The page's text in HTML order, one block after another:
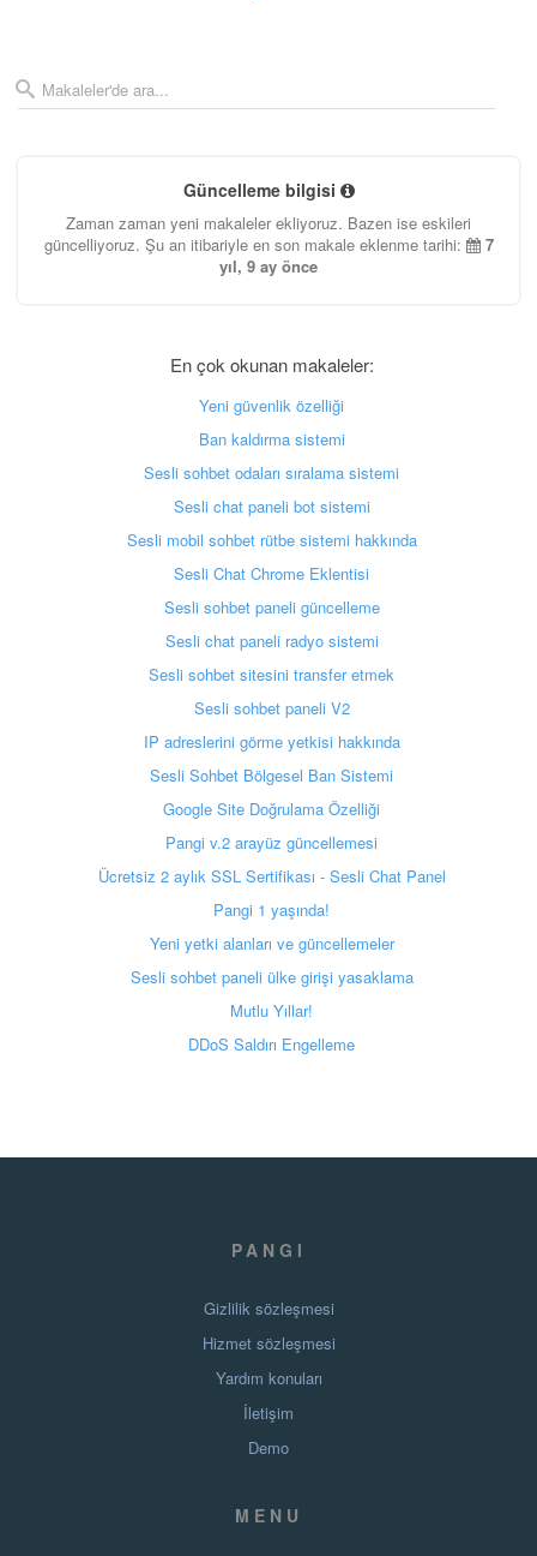
Güncelleme bilgisi
Zaman zaman yeni makaleler ekliyoruz. Bazen ise eskileri
güncelliyoruz. Şu an itibariyle en son makale eklenme tarihi:
7
yıl, 9 ay önce
En çok okunan makaleler:
Yeni güvenlik özelliği
Ban kaldırma sistemi
Sesli sohbet odaları sıralama sistemi
Sesli chat paneli bot sistemi
Sesli mobil sohbet rütbe sistemi hakkında
Sesli Chat Chrome Eklentisi
Sesli sohbet paneli güncelleme
Sesli chat paneli radyo sistemi
Sesli sohbet sitesini transfer etmek
Sesli sohbet paneli V2
IP adreslerini görme yetkisi hakkında
Sesli Sohbet Bölgesel Ban Sistemi
Google Site Doğrulama Özelliği
Pangi v.2 arayüz güncellemesi
Ücretsiz 2 aylık SSL Sertifikası - Sesli Chat Panel
Pangi 1 yaşında!
Yeni yetki alanları ve güncellemeler
Sesli sohbet paneli ülke girişi yasaklama
Mutlu Yıllar!
DDoS Saldırı Engelleme
PANGI
Gizlilik sözleşmesi
Hizmet sözleşmesi
Yardım konuları
İletişim
Demo
MENU